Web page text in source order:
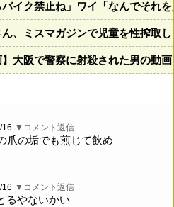
イク禁止ね」ワイ「なんでそれ
ん、ミスマガジンで児童を性搾取
】大阪で警察に射殺された男の
16 ▼コメント返信
爪の垢でも煎じて飲め
16 ▼コメント返信
るやないかい